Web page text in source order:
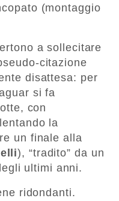
(montaggio
a sollecitare
citazione
disattesa: per
si fa
con
la
un finale alla
), “tradito” da un
ultimi anni.
ridondanti.